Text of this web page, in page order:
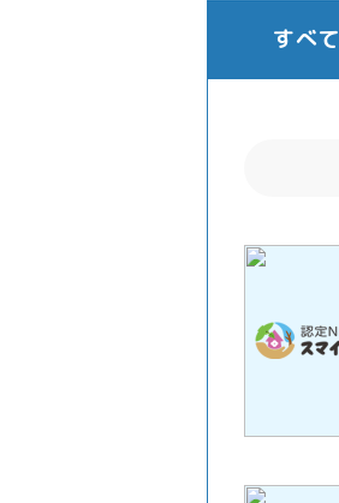
すべて